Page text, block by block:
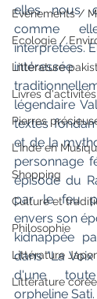
Evènements /
Ecologie /
Littérature
Livres d'activités
Pierres
L'Inde en
Shopping
Culture et
Philosophie
Littérature
Littérature
elles nous
comme
interprétées.
légendaire
textes
et de la
personnage
épisode du
par le feu
envers son
kidnappée
dans "La
d'une
orpheline Sati.